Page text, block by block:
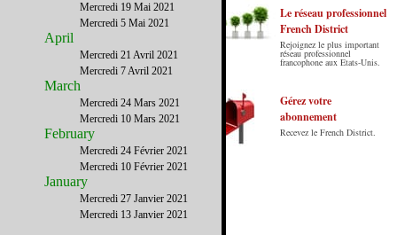
Le French District est le premier guide sur
internet en Français sur les Etats-Unis.
Notre principe : Le meilleur des Etats-Unis
par ceux qui y vivent.
Le réseau professionnel
French District
Rejoignez le plus important
réseau professionnel
francophone aux Etats-Unis.
Gérez votre
abonnement
Recevez le French District.
Mercredi 19 Mai 2021
Mercredi 5 Mai 2021
April
Mercredi 21 Avril 2021
Mercredi 7 Avril 2021
March
Mercredi 24 Mars 2021
Mercredi 10 Mars 2021
February
Mercredi 24 Février 2021
Mercredi 10 Février 2021
January
Mercredi 27 Janvier 2021
Mercredi 13 Janvier 2021